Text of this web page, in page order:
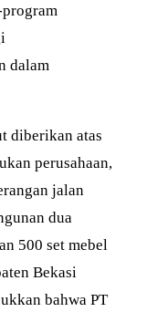
dalam
diberikan atas
perusahaan,
jalan
dua
500 set mebel
Bekasi
bahwa PT